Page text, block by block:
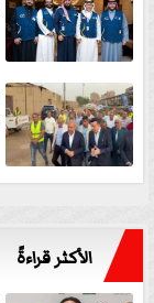
الأكثر قراءةً